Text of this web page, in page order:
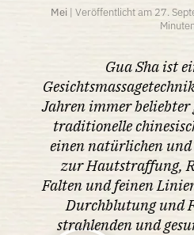
Mei | Veröffentlicht am 27.
Gua Sha ist
Jahren immer beliebter
traditionelle
einen natürlichen
zur Hautstraffung,
Falten und feinen
Durchblutung und
strahlenden und